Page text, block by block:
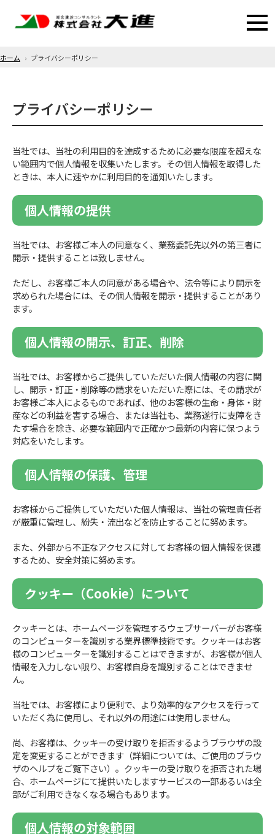
ホーム プライバシーポリシー
プライバシーポリシー
当社では、当社の利用目的を達成するために必要な限度を超えな
い範囲内で個人情報を収集いたします。その個人情報を取得した
ときは、本人に速やかに利用目的を通知いたします。
個人情報の提供
当社では、お客様ご本人の同意なく、業務委託先以外の第三者に
開示・提供することは致しません。
ただし、お客様ご本人の同意がある場合や、法令等により開示を
求められた場合には、その個人情報を開示・提供することがあり
ます。
個人情報の開示、訂正、削除
当社では、お客様からご提供していただいた個人情報の内容に関
し、開示・訂正・削除等の請求をいただいた際には、その請求が
お客様ご本人によるものであれば、他のお客様の生命・身体・財
産などの利益を害する場合、または当社も、業務遂行に支障をき
たす場合を除き、必要な範囲内で正確かつ最新の内容に保つよう
対応をいたします。
個人情報の保護、管理
お客様からご提供していただいた個人情報は、当社の管理責任者
が厳重に管理し、紛失・流出などを防止することに努めます。
また、外部から不正なアクセスに対してお客様の個人情報を保護
するため、安全対策に努めます。
クッキー（Cookie）について
クッキーとは、ホームページを管理するウェブサーバーがお客様
のコンピューターを識別する業界標準技術です。クッキーはお客
様のコンピューターを識別することはできますが、お客様が個人
情報を入力しない限り、お客様自身を識別することはできませ
ん。
当社では、お客様により便利で、より効率的なアクセスを行って
いただく為に使用し、それ以外の用途には使用しません。
尚、お客様は、クッキーの受け取りを拒否するようブラウザの設
定を変更することができます（詳細については、ご使用のブラウ
ザのヘルプをご覧下さい）。クッキーの受け取りを拒否された場
合、ホームページにて提供いたしますサービスの一部あるいは全
部がご利用できなくなる場合もあります。
個人情報の対象範囲